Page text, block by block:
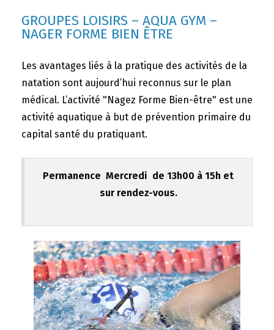
GROUPES LOISIRS – AQUA GYM –
NAGER FORME BIEN ÊTRE
Les avantages liés à la pratique des activités de la
natation sont aujourd’hui reconnus sur le plan
médical. L’activité "Nagez Forme Bien-être" est une
activité aquatique à but de prévention primaire du
capital santé du pratiquant.
Permanence Mercredi de 13h00 à 15h et
sur rendez-vous.